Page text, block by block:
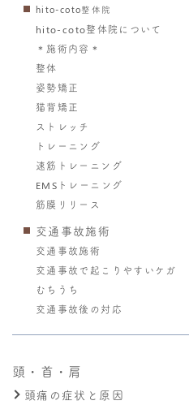
hito-coto整体院
hito-coto整体院について
＊施術内容＊
整体
姿勢矯正
猫背矯正
ストレッチ
トレーニング
速筋トレーニング
EMSトレーニング
筋膜リリース
交通事故施術
交通事故施術
交通事故で起こりやすいケガ
むちうち
交通事故後の対応
頭・首・肩
頭痛の症状と原因